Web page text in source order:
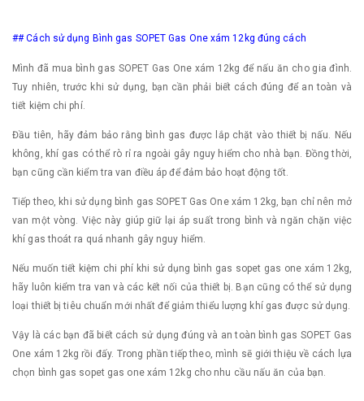
## Cách sử dụng Bình gas SOPET Gas One xám 12kg đúng cách
Mình đã mua bình gas SOPET Gas One xám 12kg để nấu ăn cho gia đình.
Tuy nhiên, trước khi sử dụng, bạn cần phải biết cách đúng để an toàn và
tiết kiệm chi phí.
Đầu tiên, hãy đảm bảo rằng bình gas được lắp chặt vào thiết bị nấu. Nếu
không, khí gas có thể rò rỉ ra ngoài gây nguy hiểm cho nhà bạn. Đồng thời,
bạn cũng cần kiểm tra van điều áp để đảm bảo hoạt động tốt.
Tiếp theo, khi sử dụng bình gas SOPET Gas One xám 12kg, bạn chỉ nên mở
van một vòng. Việc này giúp giữ lại áp suất trong bình và ngăn chặn việc
khí gas thoát ra quá nhanh gây nguy hiểm.
Nếu muốn tiết kiệm chi phí khi sử dụng bình gas sopet gas one xám 12kg,
hãy luôn kiểm tra van và các kết nối của thiết bị. Bạn cũng có thể sử dụng
loại thiết bị tiêu chuẩn mới nhất để giảm thiểu lượng khí gas được sử dụng.
Vậy là các bạn đã biết cách sử dụng đúng và an toàn bình gas SOPET Gas
One xám 12kg rồi đấy. Trong phần tiếp theo, mình sẽ giới thiệu về cách lựa
chọn bình gas sopet gas one xám 12kg cho nhu cầu nấu ăn của bạn.